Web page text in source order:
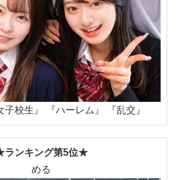
子校生』 『ハーレム』 『乱交』
ンキング第5位★
める